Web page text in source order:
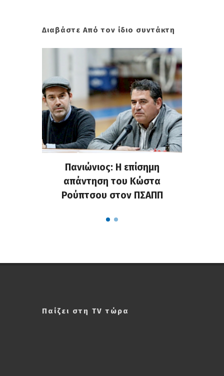
Διαβάστε Από τον ίδιο συντάκτη
Πανιώνιος: Η επίσημη
απάντηση του Κώστα
Ρούπτσου στον ΠΣΑΠΠ
Παίζει στη TV τώρα